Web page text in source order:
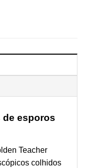
de esporos
Teacher
colhidos